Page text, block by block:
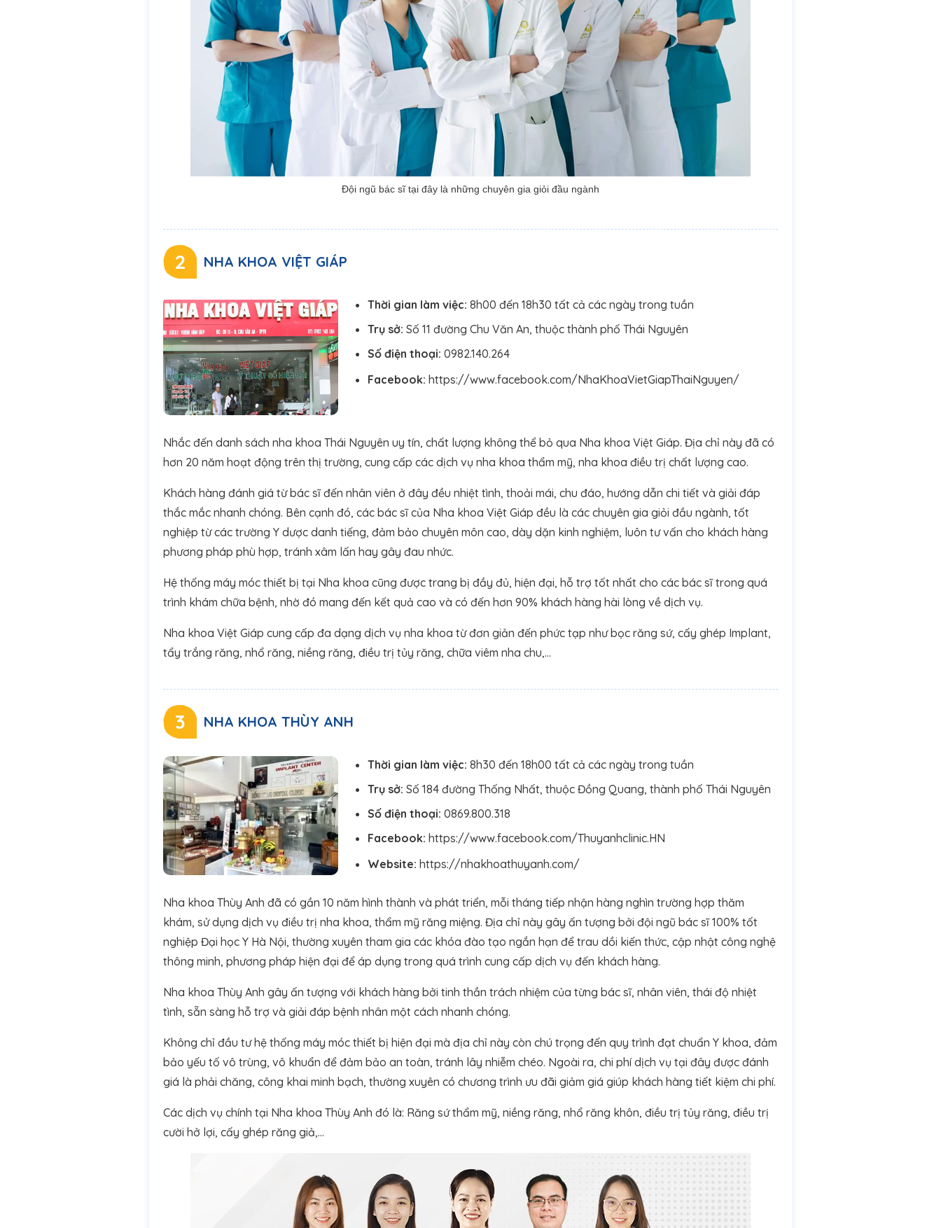
Đội ngũ bác sĩ tại đây là những chuyên gia giỏi đầu ngành
2 NHA KHOA VIỆT GIÁP
Thời gian làm việc: 8h00 đến 18h30 tất cả các ngày trong tuần
Trụ sở: Số 11 đường Chu Văn An, thuộc thành phố Thái Nguyên
Số điện thoại: 0982.140.264
Facebook: https://www.facebook.com/NhaKhoaVietGiapThaiNguyen/
Nhắc đến danh sách nha khoa Thái Nguyên uy tín, chất lượng không thể bỏ qua Nha khoa Việt Giáp. Địa chỉ này đã có
hơn 20 năm hoạt động trên thị trường, cung cấp các dịch vụ nha khoa thẩm mỹ, nha khoa điều trị chất lượng cao.
Khách hàng đánh giá từ bác sĩ đến nhân viên ở đây đều nhiệt tình, thoải mái, chu đáo, hướng dẫn chi tiết và giải đáp
thắc mắc nhanh chóng. Bên cạnh đó, các bác sĩ của Nha khoa Việt Giáp đều là các chuyên gia giỏi đầu ngành, tốt
nghiệp từ các trường Y dược danh tiếng, đảm bảo chuyên môn cao, dày dặn kinh nghiệm, luôn tư vấn cho khách hàng
phương pháp phù hợp, tránh xâm lấn hay gây đau nhức.
Hệ thống máy móc thiết bị tại Nha khoa cũng được trang bị đầy đủ, hiện đại, hỗ trợ tốt nhất cho các bác sĩ trong quá
trình khám chữa bệnh, nhờ đó mang đến kết quả cao và có đến hơn 90% khách hàng hài lòng về dịch vụ.
Nha khoa Việt Giáp cung cấp đa dạng dịch vụ nha khoa từ đơn giản đến phức tạp như bọc răng sứ, cấy ghép Implant,
tẩy trắng răng, nhổ răng, niềng răng, điều trị tủy răng, chữa viêm nha chu,…
3 NHA KHOA THÙY ANH
Thời gian làm việc: 8h30 đến 18h00 tất cả các ngày trong tuần
Trụ sở: Số 184 đường Thống Nhất, thuộc Đồng Quang, thành phố Thái Nguyên
Số điện thoại: 0869.800.318
Facebook: https://www.facebook.com/Thuyanhclinic.HN
Website: https://nhakhoathuyanh.com/
Nha khoa Thùy Anh đã có gần 10 năm hình thành và phát triển, mỗi tháng tiếp nhận hàng nghìn trường hợp thăm
khám, sử dụng dịch vụ điều trị nha khoa, thẩm mỹ răng miệng. Địa chỉ này gây ấn tượng bởi đội ngũ bác sĩ 100% tốt
nghiệp Đại học Y Hà Nội, thường xuyên tham gia các khóa đào tạo ngắn hạn để trau dồi kiến thức, cập nhật công nghệ
thông minh, phương pháp hiện đại để áp dụng trong quá trình cung cấp dịch vụ đến khách hàng.
Nha khoa Thùy Anh gây ấn tượng với khách hàng bởi tinh thần trách nhiệm của từng bác sĩ, nhân viên, thái độ nhiệt
tình, sẵn sàng hỗ trợ và giải đáp bệnh nhân một cách nhanh chóng.
Không chỉ đầu tư hệ thống máy móc thiết bị hiện đại mà địa chỉ này còn chú trọng đến quy trình đạt chuẩn Y khoa, đảm
bảo yếu tố vô trùng, vô khuẩn để đảm bảo an toàn, tránh lây nhiễm chéo. Ngoài ra, chi phí dịch vụ tại đây được đánh
giá là phải chăng, công khai minh bạch, thường xuyên có chương trình ưu đãi giảm giá giúp khách hàng tiết kiệm chi phí.
Các dịch vụ chính tại Nha khoa Thùy Anh đó là: Răng sứ thẩm mỹ, niềng răng, nhổ răng khôn, điều trị tủy răng, điều trị
cười hở lợi, cấy ghép răng giả,…